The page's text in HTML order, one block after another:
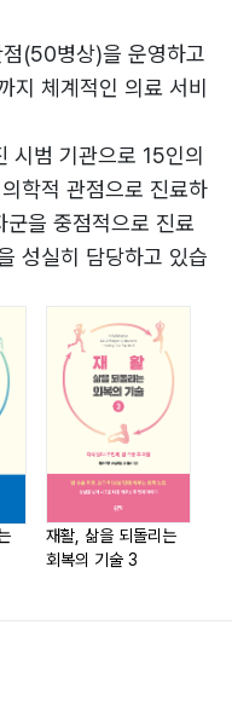
>은 아픔 너머 새로운
반자가 된다. 혼자
한 계획을 따라가며 몸
록 돕는다. 수술을 넘
시 화해하고 새로운
?
?
운동법 QR코드
(50병상)을 운영하고
지 체계적인 의료 서비
시범 기관으로 15인의
학적 관점으로 진료하
을 중점적으로 진료
성실히 담당하고 있습
수련 한방병원으로,
수련(레지던트)을 포
해 뛰어난 전문성과 인
출하고 있습니다.
재활, 삶을 되돌리는
회복의 기술 3